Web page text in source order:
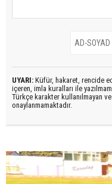
UYARI: Küfür, hakaret, rencide
içeren, imla kuralları ile
Türkçe karakter kullanılmayan
onaylanmamaktadır.